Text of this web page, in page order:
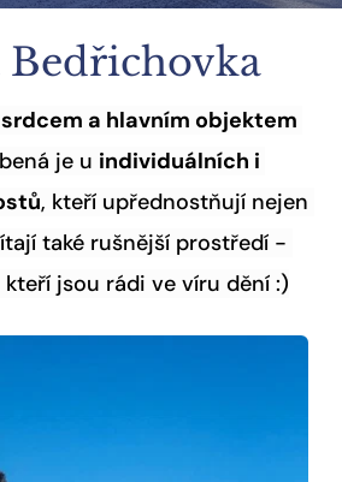
Bedřichovka
srdcem a hlavním objektem
je u individuálních i
, kteří upřednostňují nejen
také rušnější prostředí -
jsou rádi ve víru dění :)